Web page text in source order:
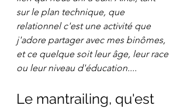
sur le plan technique, que
relationnel c'est une activité que
j'adore partager avec mes binômes,
et ce quelque soit leur âge, leur race
ou leur niveau d'éducation....
Le mantrailing, qu'est